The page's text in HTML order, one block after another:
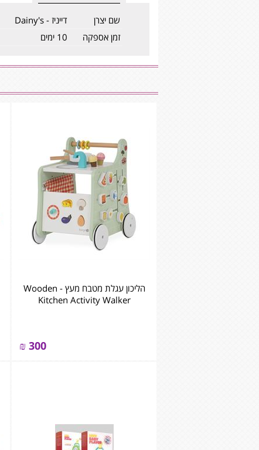
שם יצרן
דייניז - Dainy's
זמן אספקה
10 ימים
הליכון עגלת מטבח מעץ - ‏‏‏‏Wooden
Kitchen Activity Walker
300
₪